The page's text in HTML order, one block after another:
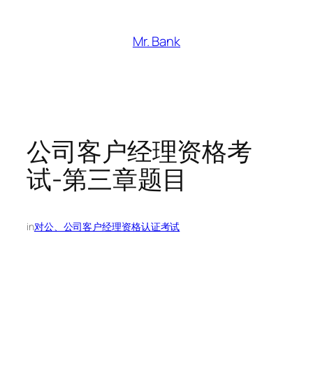
Mr. Bank
公司客户经理资格考
试-第三章题目
in对公、公司客户经理资格认证考试